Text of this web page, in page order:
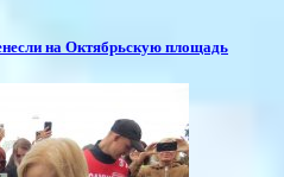
на Октябрьскую площадь